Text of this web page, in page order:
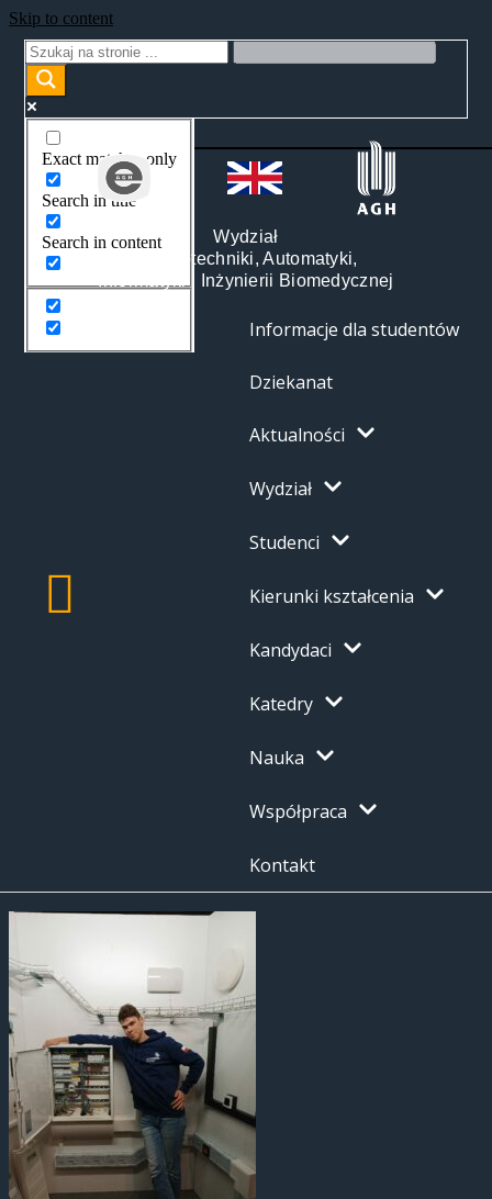
Skip to content
Exact matches only
Search in title
Search in content
Wydział
Elektrotechniki, Automatyki,
Informatyki i Inżynierii Biomedycznej
Informacje dla studentów
Dziekanat
Aktualności
Wydział
Studenci
Kierunki kształcenia
Kandydaci
Katedry
Nauka
Współpraca
Kontakt